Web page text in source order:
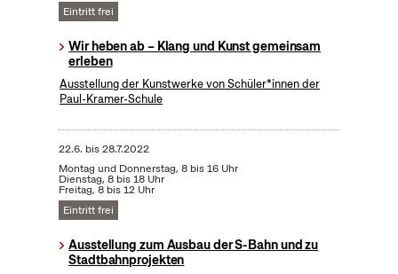
Eintritt frei
Wir heben ab – Klang und Kunst gemeinsam
erleben
Ausstellung der Kunstwerke von Schüler*innen der
Paul-Kramer-Schule
22.6. bis28.7.2022
Montag und Donnerstag, 8 bis 16 Uhr
Dienstag, 8 bis 18 Uhr
Freitag, 8 bis 12 Uhr
Eintritt frei
Ausstellung zum Ausbau der S-Bahn und zu
Stadtbahnprojekten